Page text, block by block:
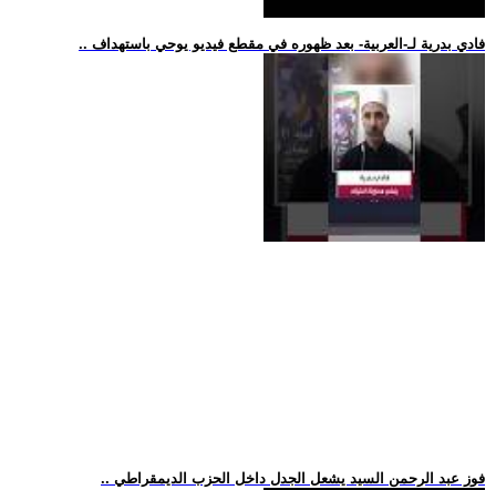
.. فادي بدرية لـ-العربية- بعد ظهوره في مقطع فيديو يوحي باستهداف
.. فوز عبد الرحمن السيد يشعل الجدل داخل الحزب الديمقراطي